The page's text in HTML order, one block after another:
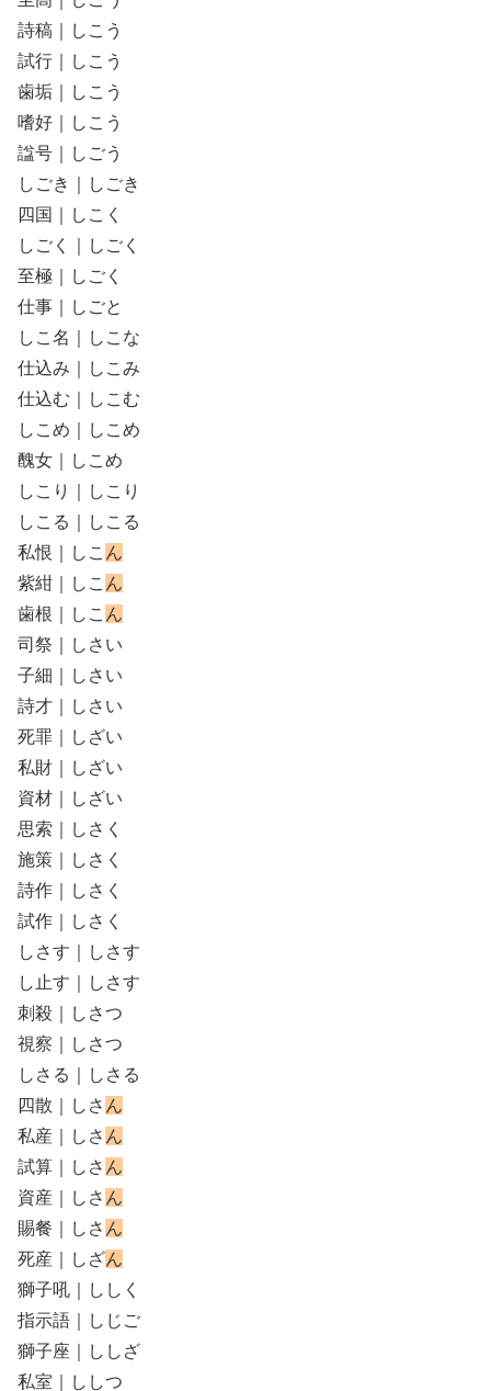
詩稿｜しこう
試行｜しこう
歯垢｜しこう
嗜好｜しこう
諡号｜しごう
しごき｜しごき
四国｜しこく
しごく｜しごく
至極｜しごく
仕事｜しごと
しこ名｜しこな
仕込み｜しこみ
仕込む｜しこむ
しこめ｜しこめ
醜女｜しこめ
しこり｜しこり
しこる｜しこる
私恨｜しこ ん
紫紺｜しこ ん
歯根｜しこ ん
司祭｜しさい
子細｜しさい
詩才｜しさい
死罪｜しざい
私財｜しざい
資材｜しざい
思索｜しさく
施策｜しさく
詩作｜しさく
試作｜しさく
しさす｜しさす
し止す｜しさす
刺殺｜しさつ
視察｜しさつ
しさる｜しさる
四散｜しさ ん
私産｜しさ ん
試算｜しさ ん
資産｜しさ ん
賜餐｜しさ ん
死産｜しざん
獅子吼｜ししく
指示語｜しじご
獅子座｜ししざ
私室｜ししつ